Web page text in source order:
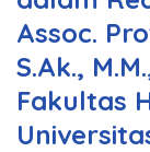
Assoc.
S.Ak.,
Fakultas